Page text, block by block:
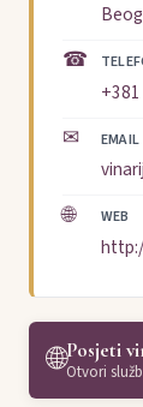
☎
✉ EMAIL
🌐 WEB
🌐Posjeti
Otvori